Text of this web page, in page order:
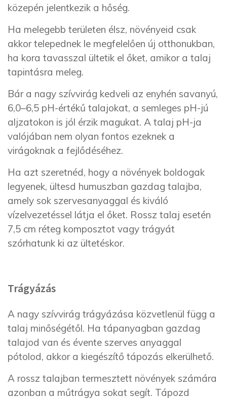
közepén jelentkezik a hőség.
Ha melegebb területen élsz, növényeid csak
akkor telepednek le megfelelően új otthonukban,
ha kora tavasszal ültetik el őket, amikor a talaj
tapintásra meleg.
Bár a nagy szívvirág kedveli az enyhén savanyú,
6,0–6,5 pH-értékű talajokat, a semleges pH-jú
aljzatokon is jól érzik magukat. A talaj pH-ja
valójában nem olyan fontos ezeknek a
virágoknak a fejlődéséhez.
Ha azt szeretnéd, hogy a növények boldogak
legyenek, ültesd humuszban gazdag talajba,
amely sok szervesanyaggal és kiváló
vízelvezetéssel látja el őket. Rossz talaj esetén
7,5 cm réteg komposztot vagy trágyát
szórhatunk ki az ültetéskor.
Trágyázás
A nagy szívvirág trágyázása közvetlenül függ a
talaj minőségétől. Ha tápanyagban gazdag
talajod van és évente szerves anyaggal
pótolod, akkor a kiegészítő tápozás elkerülhető.
A rossz talajban termesztett növények számára
azonban a műtrágya sokat segít. Tápozd